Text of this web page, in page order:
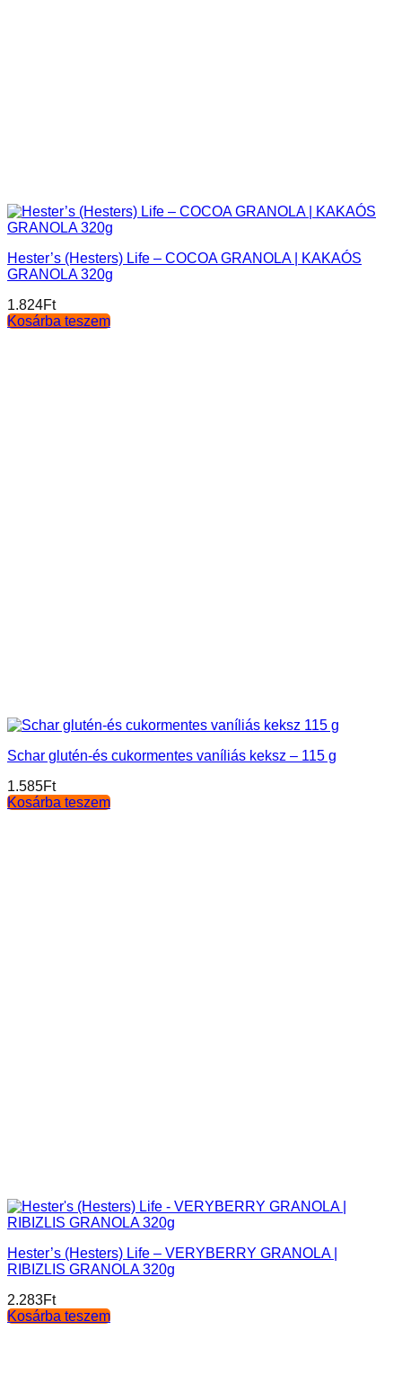
Hester’s (Hesters) Life – COCOA GRANOLA | KAKAÓS
GRANOLA 320g
1.824Ft
Kosárba teszem
Schar glutén-és cukormentes vaníliás keksz – 115 g
1.585Ft
Kosárba teszem
Hester’s (Hesters) Life – VERYBERRY GRANOLA |
RIBIZLIS GRANOLA 320g
2.283Ft
Kosárba teszem